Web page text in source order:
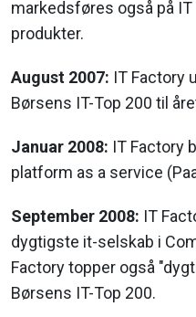
markedsføres også på
produkter.
August 2007: IT Factory
Børsens IT-Top 200 til
Januar 2008: IT Factory
platform as a service
September 2008: IT
dygtigste it-selskab i
Factory topper også
Børsens IT-Top 200.